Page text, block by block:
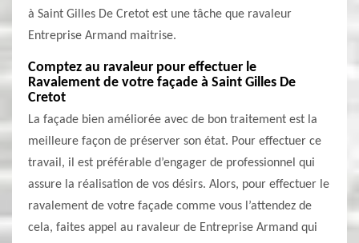
à Saint Gilles De Cretot est une tâche que ravaleur
Entreprise Armand maitrise.
Comptez au ravaleur pour effectuer le
Ravalement de votre façade à Saint Gilles De
Cretot
La façade bien améliorée avec de bon traitement est la
meilleure façon de préserver son état. Pour effectuer ce
travail, il est préférable d’engager de professionnel qui
assure la réalisation de vos désirs. Alors, pour effectuer le
ravalement de votre façade comme vous l’attendez de
cela, faites appel au ravaleur de Entreprise Armand qui